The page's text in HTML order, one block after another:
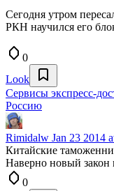
Сегодня утром
РКН научился его
0
Look
Сервисы экспресс-
Россию
Rimidalw Jan 23 2014
Китайские
Наверно новый закон
0